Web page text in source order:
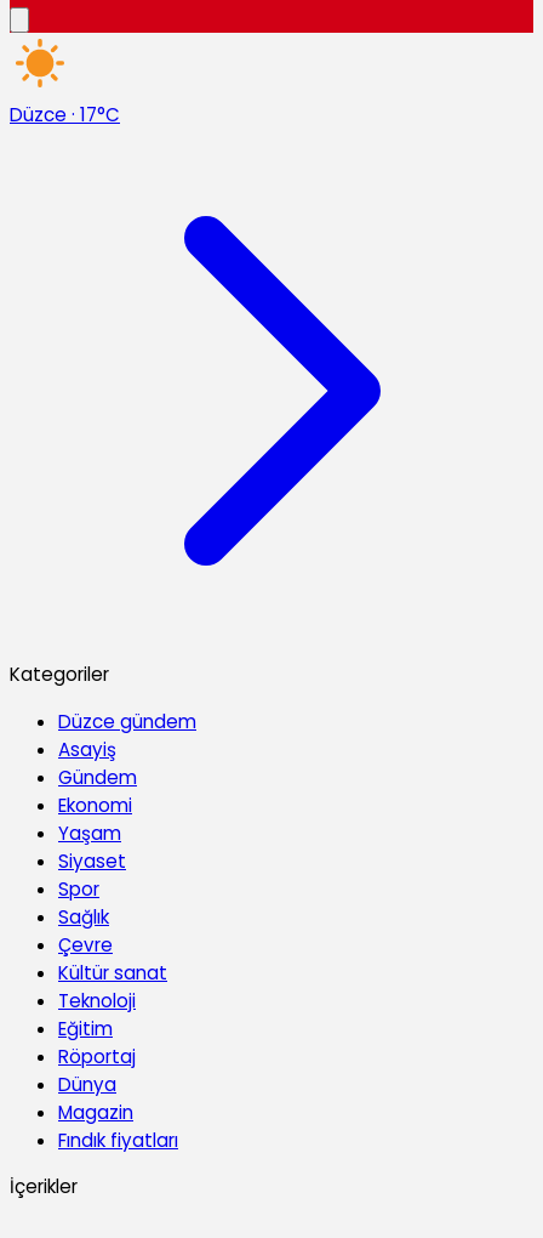
Düzce · 17°C
Kategoriler
Düzce gündem
Asayiş
Gündem
Ekonomi
Yaşam
Siyaset
Spor
Sağlık
Çevre
Kültür sanat
Teknoloji
Eğitim
Röportaj
Dünya
Magazin
Fındık fiyatları
İçerikler